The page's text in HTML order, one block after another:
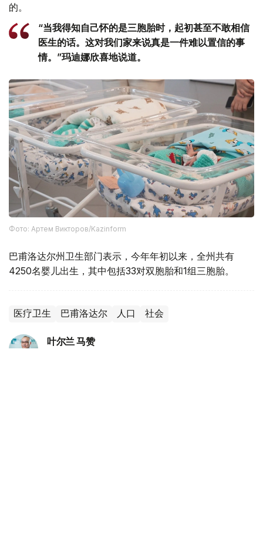
的。
“当我得知自己怀的是三胞胎时，起初甚至不敢相信
医生的话。这对我们家来说真是一件难以置信的事
情。”玛迪娜欣喜地说道。
Фото: Артем Викторов/Kazinform
巴甫洛达尔州卫生部门表示，今年年初以来，全州共有
4250名婴儿出生，其中包括33对双胞胎和1组三胞胎。
医疗卫生 巴甫洛达尔 人口 社会
叶尔兰 马赞